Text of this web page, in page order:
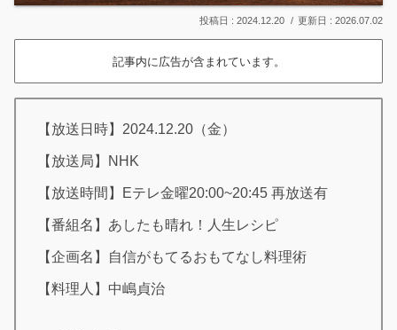
2024.12.20 2026.07.02
記事内に広告が含まれています。
【放送日時】2024.12.20（金）
【放送局】NHK
【放送時間】Eテレ金曜20:00~20:45 再放送有
【番組名】あしたも晴れ！人生レシピ
【企画名】自信がもてるおもてなし料理術
【料理人】中嶋貞治